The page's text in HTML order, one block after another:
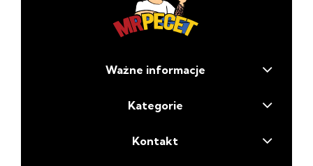
Ważne informacje
Kategorie
Kontakt